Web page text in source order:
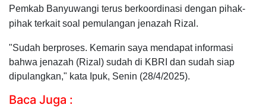
Pemkab Banyuwangi terus berkoordinasi dengan pihak-
pihak terkait soal pemulangan jenazah Rizal.
"Sudah berproses. Kemarin saya mendapat informasi
bahwa jenazah (Rizal) sudah di KBRI dan sudah siap
dipulangkan," kata Ipuk, Senin (28/4/2025).
Baca Juga :